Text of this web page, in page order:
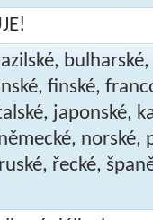
bulharské,
finské,
japonské,
norské,
řecké,